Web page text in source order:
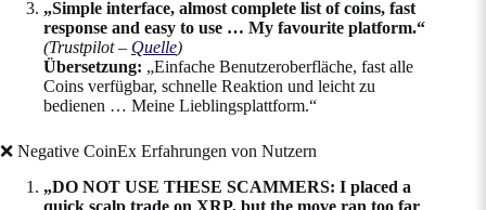
„Simple interface, almost complete list of coins, fast
response and easy to use … My favourite platform.“
(Trustpilot – Quelle)
Übersetzung: „Einfache Benutzeroberfläche, fast alle
Coins verfügbar, schnelle Reaktion und leicht zu
bedienen … Meine Lieblingsplattform.“
❌ Negative CoinEx Erfahrungen von Nutzern
„DO NOT USE THESE SCAMMERS: I placed a